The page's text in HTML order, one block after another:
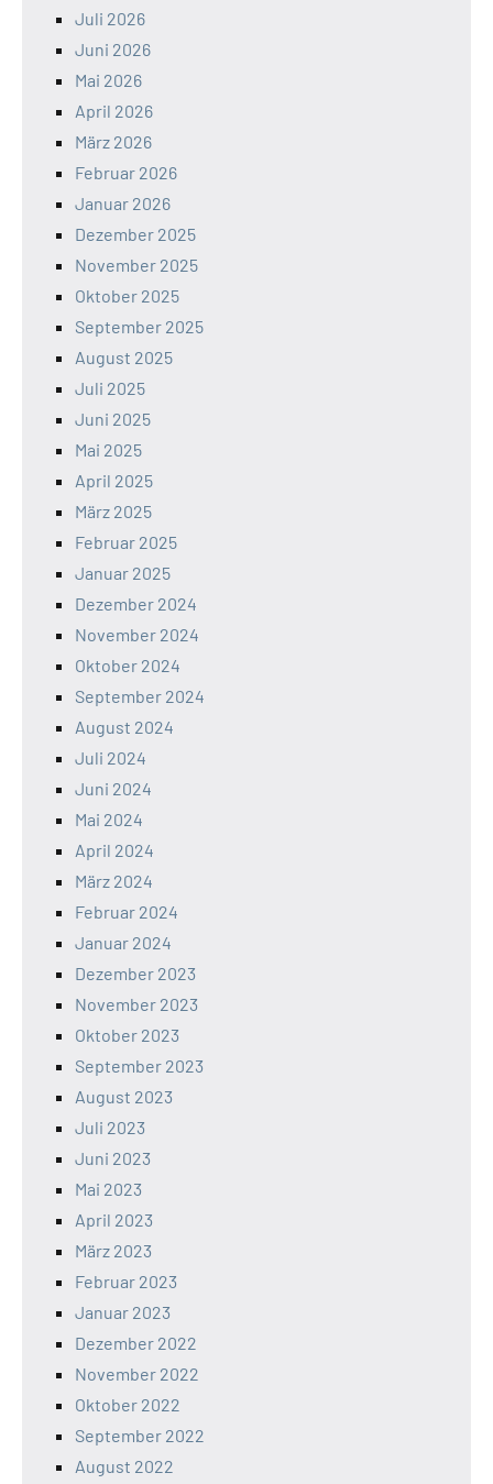
Juli 2026
Juni 2026
Mai 2026
April 2026
März 2026
Februar 2026
Januar 2026
Dezember 2025
November 2025
Oktober 2025
September 2025
August 2025
Juli 2025
Juni 2025
Mai 2025
April 2025
März 2025
Februar 2025
Januar 2025
Dezember 2024
November 2024
Oktober 2024
September 2024
August 2024
Juli 2024
Juni 2024
Mai 2024
April 2024
März 2024
Februar 2024
Januar 2024
Dezember 2023
November 2023
Oktober 2023
September 2023
August 2023
Juli 2023
Juni 2023
Mai 2023
April 2023
März 2023
Februar 2023
Januar 2023
Dezember 2022
November 2022
Oktober 2022
September 2022
August 2022